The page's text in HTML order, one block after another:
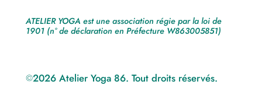
ATELIER YOGA est une association régie par la loi de
1901 (n° de déclaration en Préfecture W863005851)
©2026 Atelier Yoga 86. Tout droits réservés.